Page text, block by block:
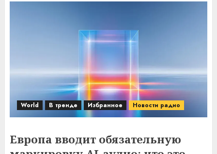
World В тренде Избранное Новости радио
Европа вводит обязательную